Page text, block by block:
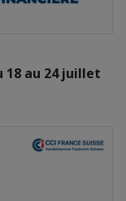
au 24 juillet